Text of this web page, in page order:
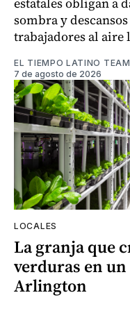
sombra y
trabajadores al aire
EL TIEMPO LATINO TEAM
7 de agosto de 2026
LOCALES
La granja que
verduras en
Arlington